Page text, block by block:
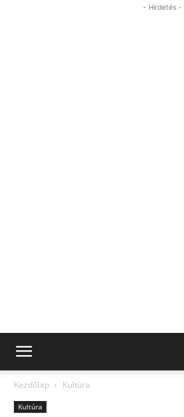
- Hirdetés -
Kezdőlap Kultúra
Kultúra